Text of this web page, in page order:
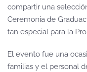
compartir una
Ceremonia de
tan especial para la
El evento fue una
familias y el personal